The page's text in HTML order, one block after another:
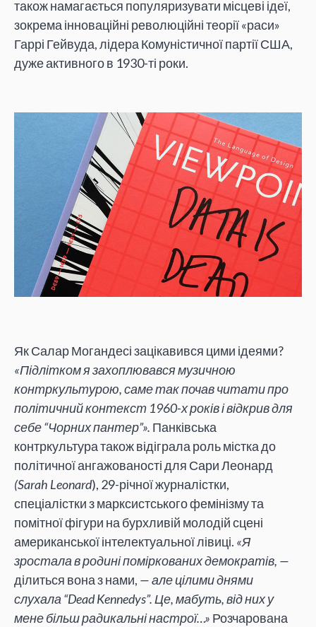
також намагається популяризувати місцеві ідеї,
зокрема інноваційні революційні теорії «раси»
Гаррі Гейвуда, лідера Комуністичної партії США,
дуже активного в 1930-ті роки.
Як Салар Могандесі зацікавився цими ідеями?
«Підлітком я захоплювався музичною
контркультурою, саме так почав читати про
політичний контекст 1960-х років і відкрив для
себе “Чорних пантер”». Панківська
контркультура також відіграла роль містка до
політичної ангажованості для Сари Леонард
(Sarah Leonard), 29-річної журналістки,
спеціалістки з марксистського фемінізму та
помітної фігури на бурхливій молодій сцені
американської інтелектуальної лівиці. «Я
зростала в родині поміркованих демократів, —
ділиться вона з нами, — але цілими днями
слухала “Dead Kennedys”. Це, мабуть, від них у
мене більш радикальні настрої…» Розчарована